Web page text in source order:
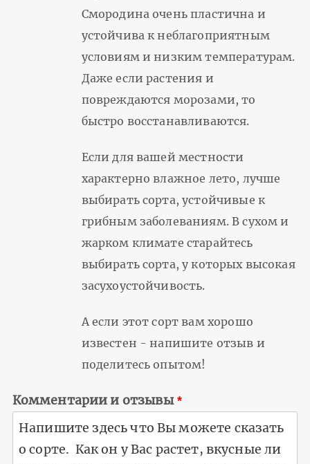
Смородина очень пластична и
устойчива к неблагоприятным
условиям и низким температурам.
Даже если растения и
повреждаются морозами, то
быстро восстанавливаются.
Если для вашей местности
характерно влажное лето, лучше
выбирать сорта, устойчивые к
грибным заболеваниям. В сухом и
жарком климате старайтесь
выбирать сорта, у которых высокая
засухоустойчивость.
А если этот сорт вам хорошо
известен - напишите отзыв и
поделитесь опытом!
Комментарии и отзывы